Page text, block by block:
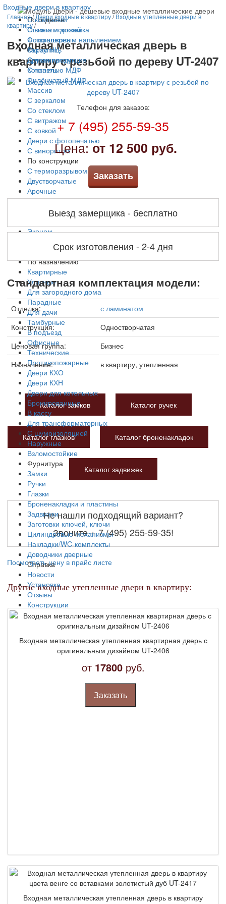
Входные двери в квартиру
По отделке
С винилискожей
С порошковым напылением
Окрас НЦ
С ламинатом
С панелью МДФ
Филёнчатый МДФ
Массив
С зеркалом
Со стеклом
С витражом
С ковкой
Двери с фотопечатью
С виноритом
По конструкции
С терморазрывом
Двустворчатые
Арочные
Решетчатые
Трехконтурные
Эконом
Элитные
По назначению
Квартирные
Уличные
Для загородного дома
Парадные
Для дачи
Тамбурные
В подъезд
Офисные
Технические
Противопожарные
Двери КХО
Двери КХН
Двери для котельных
Бронированные
В кассу
Для трансформаторных
С шумоизоляцией
Наружные
Взломостойкие
Фурнитура
Замки
Ручки
Глазки
Броненакладки и пластины
Задвижки
Заготовки ключей, ключи
Цилиндровые механизмы
Накладки/WC-комплекты
Доводчики дверные
Справка
Новости
Установка
Отзывы
Конструкции
Ремонт
Производство
Вскрытие замков
Классы взломостойкости
Сроки изготовления на заказ
О компании
Оплата и доставка
Фотогалерея
Как купить
Другая продукция
Контакты
Главная/ Двери входные в квартиру/Входные утепленные двери в
квартиру/
Входная металлическая дверь в
квартиру с резьбой по дереву UT-2407
Телефон для заказов:
+ 7 (495) 255-59-35
Цена:от 12 500 руб.
Заказать
Выезд замерщика - бесплатно
Срок изготовления - 2-4 дня
Стандартная комплектация модели:
Отделка:
с ламинатом
Конструкция:
Одностворчатая
Ценовая группа:
Бизнес
Назначение:
в квартиру, утепленная
Каталог замков Каталог ручек
Каталог глазков Каталог броненакладок
Каталог задвижек
Не нашли подходящий вариант?
Звоните+ 7 (495) 255-59-35!
Посмотреть цену в прайс листе
Другие входные утепленные двери в квартиру:
Входная металлическая утепленная квартирная дверь с
оригинальным дизайном UT-2406
от 17800руб.
Заказать
Входная металлическая утепленная дверь в квартиру